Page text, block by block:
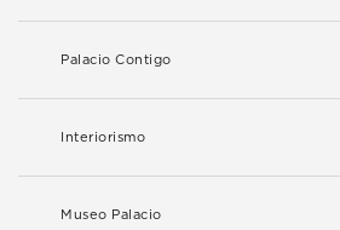
Palacio Contigo
Interiorismo
Museo Palacio